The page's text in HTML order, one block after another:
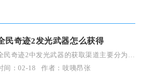
民奇迹2发光武器怎么获得
民奇迹2中发光武器的获取渠道主要分为副
掉落、装备锻造、活动兑换、交易行购入
四大核心途径
间：02-18 作者：吱咦昂张